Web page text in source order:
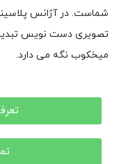
شماست. در آژانس
تصویری دست نویس
میخکوب نگه می دارد.